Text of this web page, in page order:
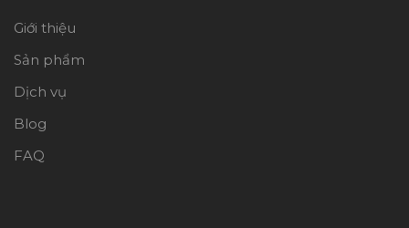
Giới thiệu
Sản phẩm
Dịch vụ
Blog
FAQ